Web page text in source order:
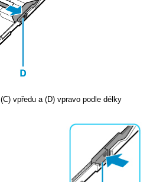
(C) vpředu a (D) vpravo podle délky